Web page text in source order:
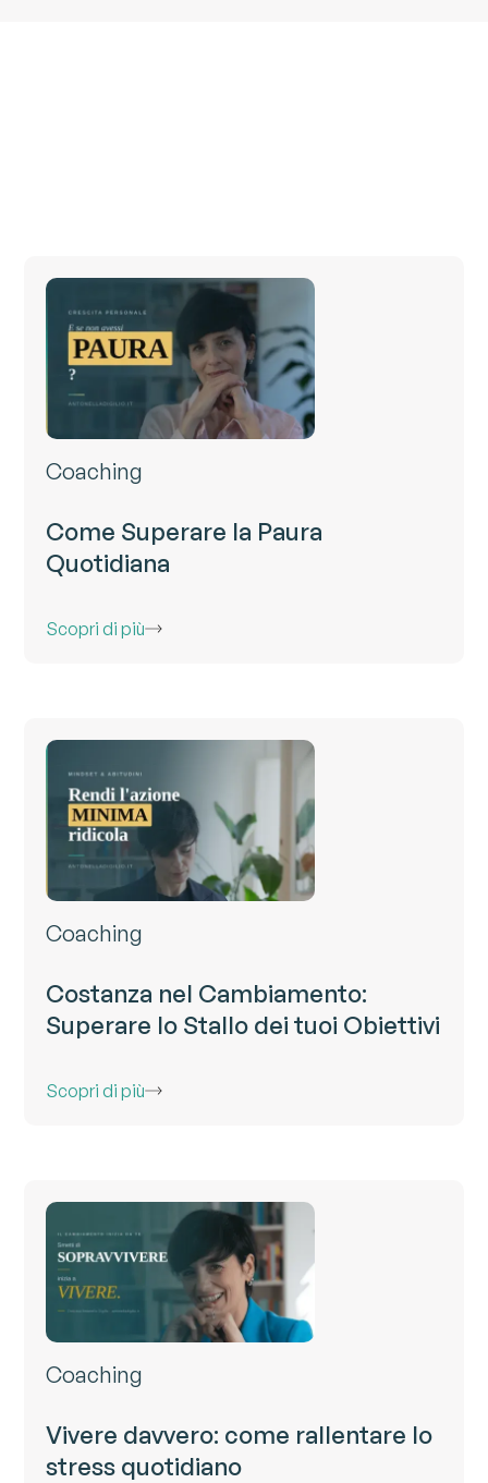
Coaching
Come Superare la Paura
Quotidiana
Scopri di più
Coaching
Costanza nel Cambiamento:
Superare lo Stallo dei tuoi Obiettivi
Scopri di più
Coaching
Vivere davvero: come rallentare lo
stress quotidiano